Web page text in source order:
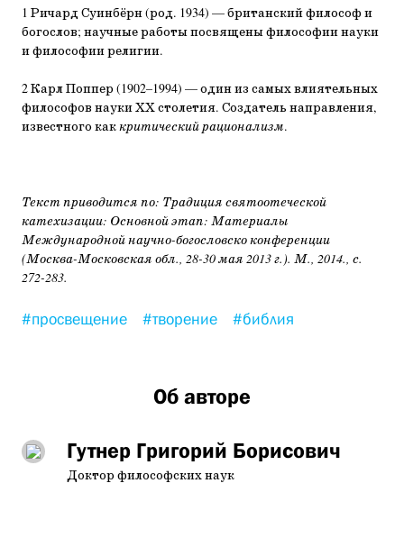
1 Ричард Суинбёрн (род. 1934) — британский философ и
богослов; научные работы посвящены философии науки
и философии религии.
2 Карл Поппер (1902–1994) — один из самых влиятельных
философов науки ХХ столетия. Создатель направления,
известного каккритический рационализм.
Текст приводится по: Традиция святоотеческой
катехизации: Основной этап: Материалы
Международной научно-богословско конференции
(Москва-Московская обл., 28-30 мая 2013 г.). М., 2014., с.
272-283.
#просвещение #творение #библия
Об авторе
Гутнер Григорий Борисович
Доктор философских наук